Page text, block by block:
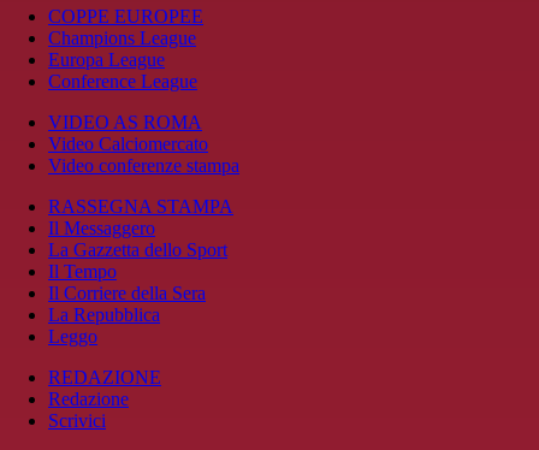
COPPE EUROPEE
Champions League
Europa League
Conference League
VIDEO AS ROMA
Video Calciomercato
Video conferenze stampa
RASSEGNA STAMPA
Il Messaggero
La Gazzetta dello Sport
Il Tempo
Il Corriere della Sera
La Repubblica
Leggo
REDAZIONE
Redazione
Scrivici